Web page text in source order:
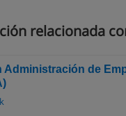
relacionada
Administración de